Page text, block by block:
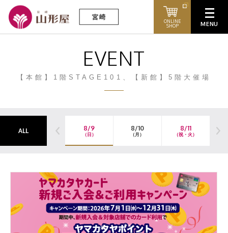
ONLINE
SHOP
EVENT
【本館】1階STAGE101、【新館】5階大催場
ALL 8/9
（日）
8/10
（月）
8/11
（祝・火）